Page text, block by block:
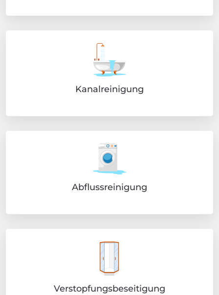
Kanalreinigung
Abflussreinigung
Verstopfungsbeseitigung